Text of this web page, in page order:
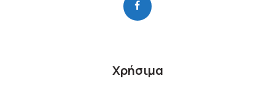
Χρήσιμα